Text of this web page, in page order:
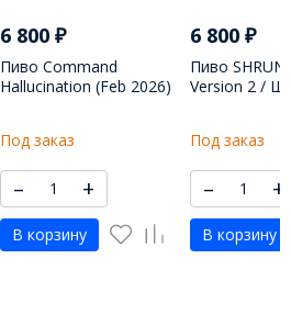
6 800 ₽
Пиво Command
Hallucination (Feb 2026)
Под заказ
– +
В корзину
6 800 ₽
Пиво
Version 2 /
Под заказ
– +
В корзину